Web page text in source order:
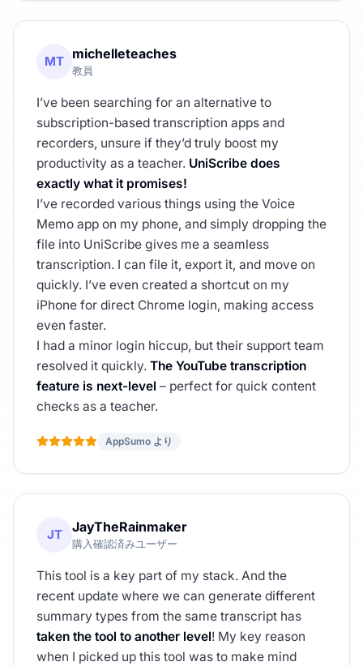
MT michelleteaches
教員
I’ve been searching for an alternative to
subscription-based transcription apps and
recorders, unsure if they’d truly boost my
productivity as a teacher. UniScribe does
exactly what it promises!
I’ve recorded various things using the Voice
Memo app on my phone, and simply dropping the
file into UniScribe gives me a seamless
transcription. I can file it, export it, and move on
quickly. I’ve even created a shortcut on my
iPhone for direct Chrome login, making access
even faster.
I had a minor login hiccup, but their support team
resolved it quickly. The YouTube transcription
feature is next-level – perfect for quick content
checks as a teacher.
AppSumo より
JT JayTheRainmaker
購入確認済みユーザー
This tool is a key part of my stack. And the
recent update where we can generate different
summary types from the same transcript has
taken the tool to another level! My key reason
when I picked up this tool was to make mind